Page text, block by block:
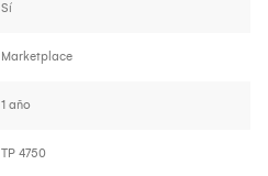
Sí
Marketplace
1 año
TP 4750